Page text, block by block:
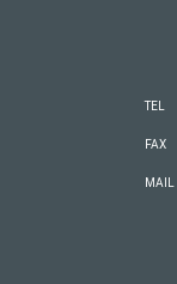
TEL
FAX
MAIL